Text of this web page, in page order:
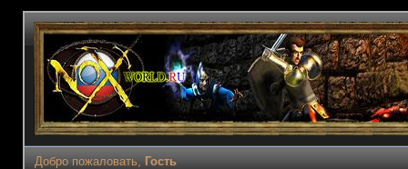
Добро пожаловать, Гость